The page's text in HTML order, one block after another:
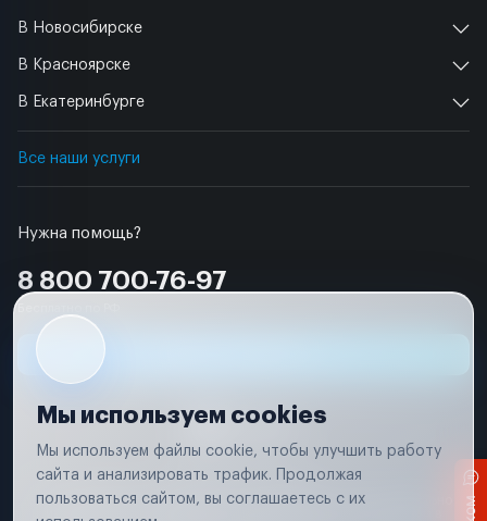
Нужна помощь?
8 800 700-76-97
В Новосибирске
В Красноярске
В Екатеринбурге
Все наши услуги
Условия использования
Вся информация, представленная на сайте, носит исключительно
Мы используем cookies
Мы используем файлы cookie, чтобы улучшить работу
сайта и анализировать трафик. Продолжая
пользоваться сайтом, вы соглашаетесь с их